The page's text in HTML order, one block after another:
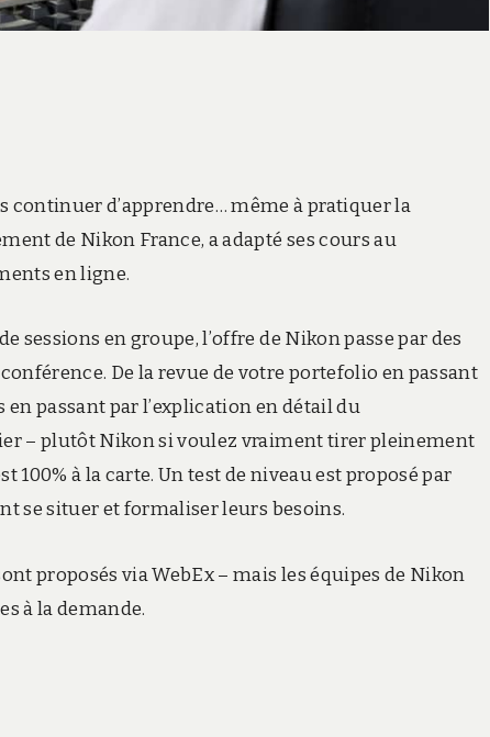
continuer d’apprendre… même à pratiquer la
de Nikon France, a adapté ses cours au
en ligne.
en groupe, l’offre de Nikon passe par des
De la revue de votre portefolio en passant
passant par l’explication en détail du
– plutôt Nikon si voulez vraiment tirer pleinement
100% à la carte. Un test de niveau est proposé par
se situer et formaliser leurs besoins.
proposés via WebEx – mais les équipes de Nikon
à la demande.